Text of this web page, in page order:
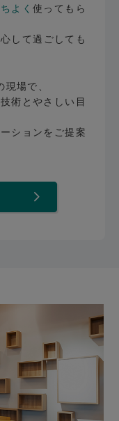
よく使ってもら
して過ごしても
場で、
術とやさしい目
ションをご提案